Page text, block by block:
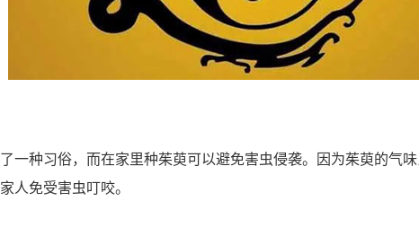
种习俗，而在家里种茱萸可以避免害虫侵袭。因为茱萸的气味
人免受害虫叮咬。